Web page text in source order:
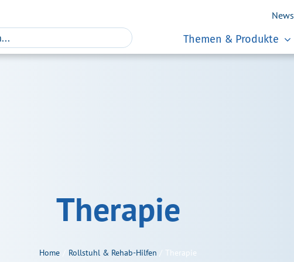
News
Themen & Produkte
Therapie
Home Rollstuhl & Rehab-Hilfen Therapie